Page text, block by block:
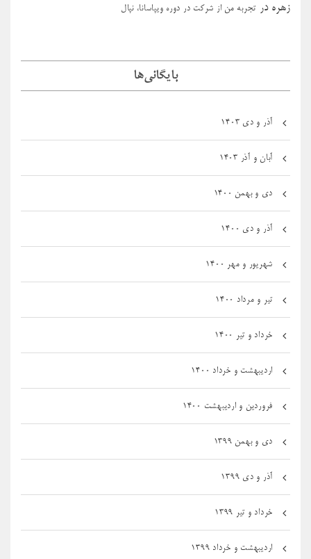
زهره در تجربه من از شرکت در دوره ویپاسانا، نپال
بایگانی‌ها
آذر و دی ۱۴۰۳
آبان و آذر ۱۴۰۳
دی و بهمن ۱۴۰۰
آذر و دی ۱۴۰۰
شهریور و مهر ۱۴۰۰
تیر و مرداد ۱۴۰۰
خرداد و تیر ۱۴۰۰
اردیبهشت و خرداد ۱۴۰۰
فروردین و اردیبهشت ۱۴۰۰
دی و بهمن ۱۳۹۹
آذر و دی ۱۳۹۹
خرداد و تیر ۱۳۹۹
اردیبهشت و خرداد ۱۳۹۹